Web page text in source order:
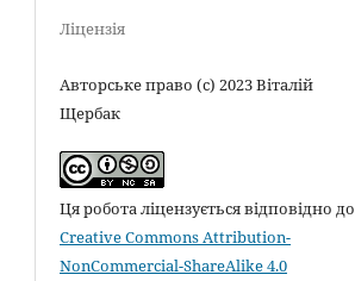
Ліцензія
Авторське право (c) 2023 Віталій
Щербак
Ця робота ліцензується відповідно до
Creative Commons Attribution-
NonCommercial-ShareAlike 4.0